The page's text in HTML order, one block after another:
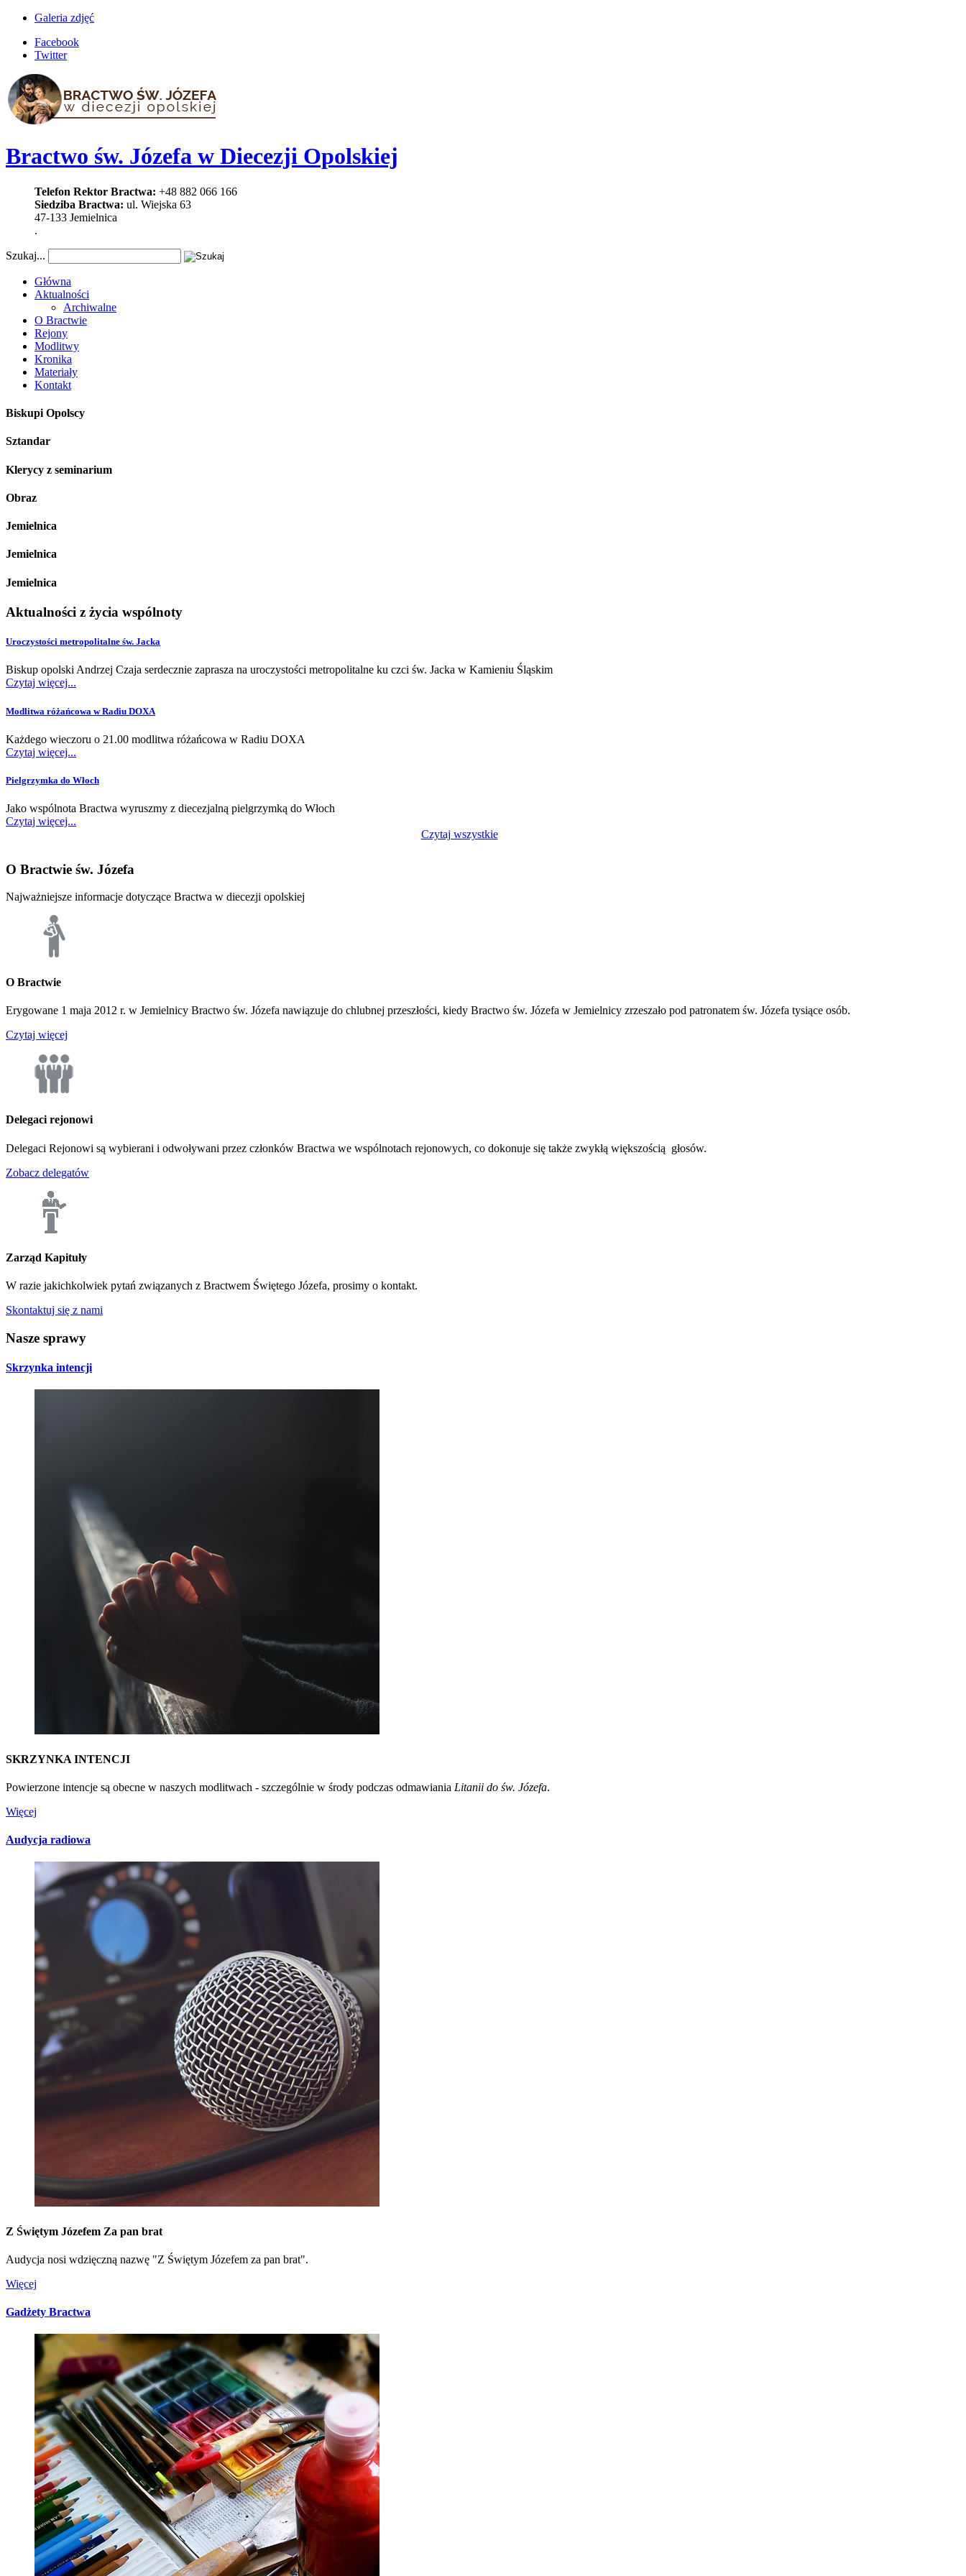
Galeria zdjęć
Facebook
Twitter
Bractwo św. Józefa w Diecezji Opolskiej
Telefon Rektor Bractwa: +48 882 066 166
Siedziba Bractwa: ul. Wiejska 63
47-133 Jemielnica
.
Szukaj...
Główna
Aktualności
Archiwalne
O Bractwie
Rejony
Modlitwy
Kronika
Materiały
Kontakt
Biskupi Opolscy
Sztandar
Klerycy z seminarium
Obraz
Jemielnica
Jemielnica
Jemielnica
Aktualności z życia wspólnoty
Uroczystości metropolitalne św. Jacka
Biskup opolski Andrzej Czaja serdecznie zaprasza na uroczystości metropolitalne ku czci św. Jacka w Kamieniu Śląskim
Czytaj więcej...
Modlitwa różańcowa w Radiu DOXA
Każdego wieczoru o 21.00 modlitwa różańcowa w Radiu DOXA
Czytaj więcej...
Pielgrzymka do Włoch
Jako wspólnota Bractwa wyruszmy z diecezjalną pielgrzymką do Włoch
Czytaj więcej...
Czytaj wszystkie
O Bractwie św. Józefa
Najważniejsze informacje dotyczące Bractwa w diecezji opolskiej
O Bractwie
Erygowane 1 maja 2012 r. w Jemielnicy Bractwo św. Józefa nawiązuje do chlubnej przeszłości, kiedy Bractwo św. Józefa w Jemielnicy zrzeszało pod patronatem św. Józefa tysiące osób.
Czytaj więcej
Delegaci rejonowi
Delegaci Rejonowi są wybierani i odwoływani przez członków Bractwa we wspólnotach rejonowych, co dokonuje się także zwykłą większością głosów.
Zobacz delegatów
Zarząd Kapituły
W razie jakichkolwiek pytań związanych z Bractwem Świętego Józefa, prosimy o kontakt.
Skontaktuj się z nami
Nasze sprawy
Skrzynka intencji
SKRZYNKA INTENCJI
Powierzone intencje są obecne w naszych modlitwach - szczególnie w środy podczas odmawiania Litanii do św. Józefa.
Więcej
Audycja radiowa
Z Świętym Józefem Za pan brat
Audycja nosi wdzięczną nazwę "Z Świętym Józefem za pan brat".
Więcej
Gadżety Bractwa